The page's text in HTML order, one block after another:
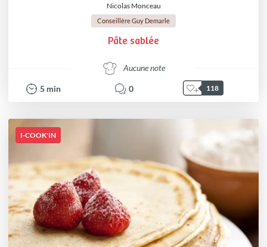
Nicolas Monceau
Conseillère Guy Demarle
Pâte sablée
Aucune note
5 min 0 118
I-COOK'IN